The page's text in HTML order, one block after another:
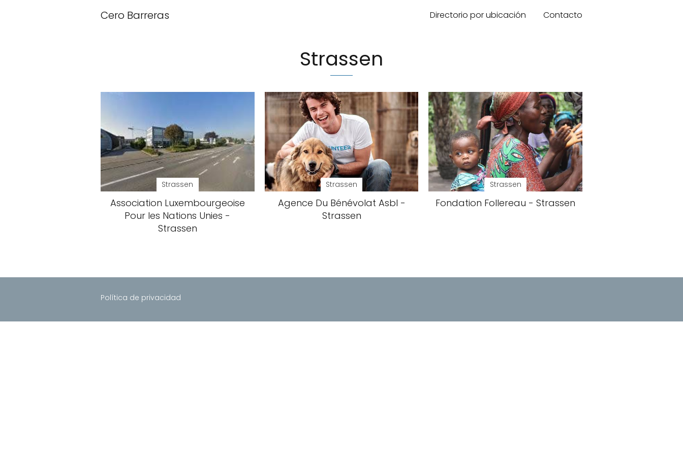
Cero Barreras Directorio por ubicación Contacto
Strassen
Strassen
Association Luxembourgeoise
Pour les Nations Unies -
Strassen
Strassen
Agence Du Bénévolat Asbl -
Strassen
Strassen
Fondation Follereau - Strassen
Política de privacidad